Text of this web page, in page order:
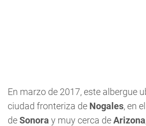
En marzo de 2017, este albergue
ciudad fronteriza de Nogales, en
deSonora y muy cerca deArizona